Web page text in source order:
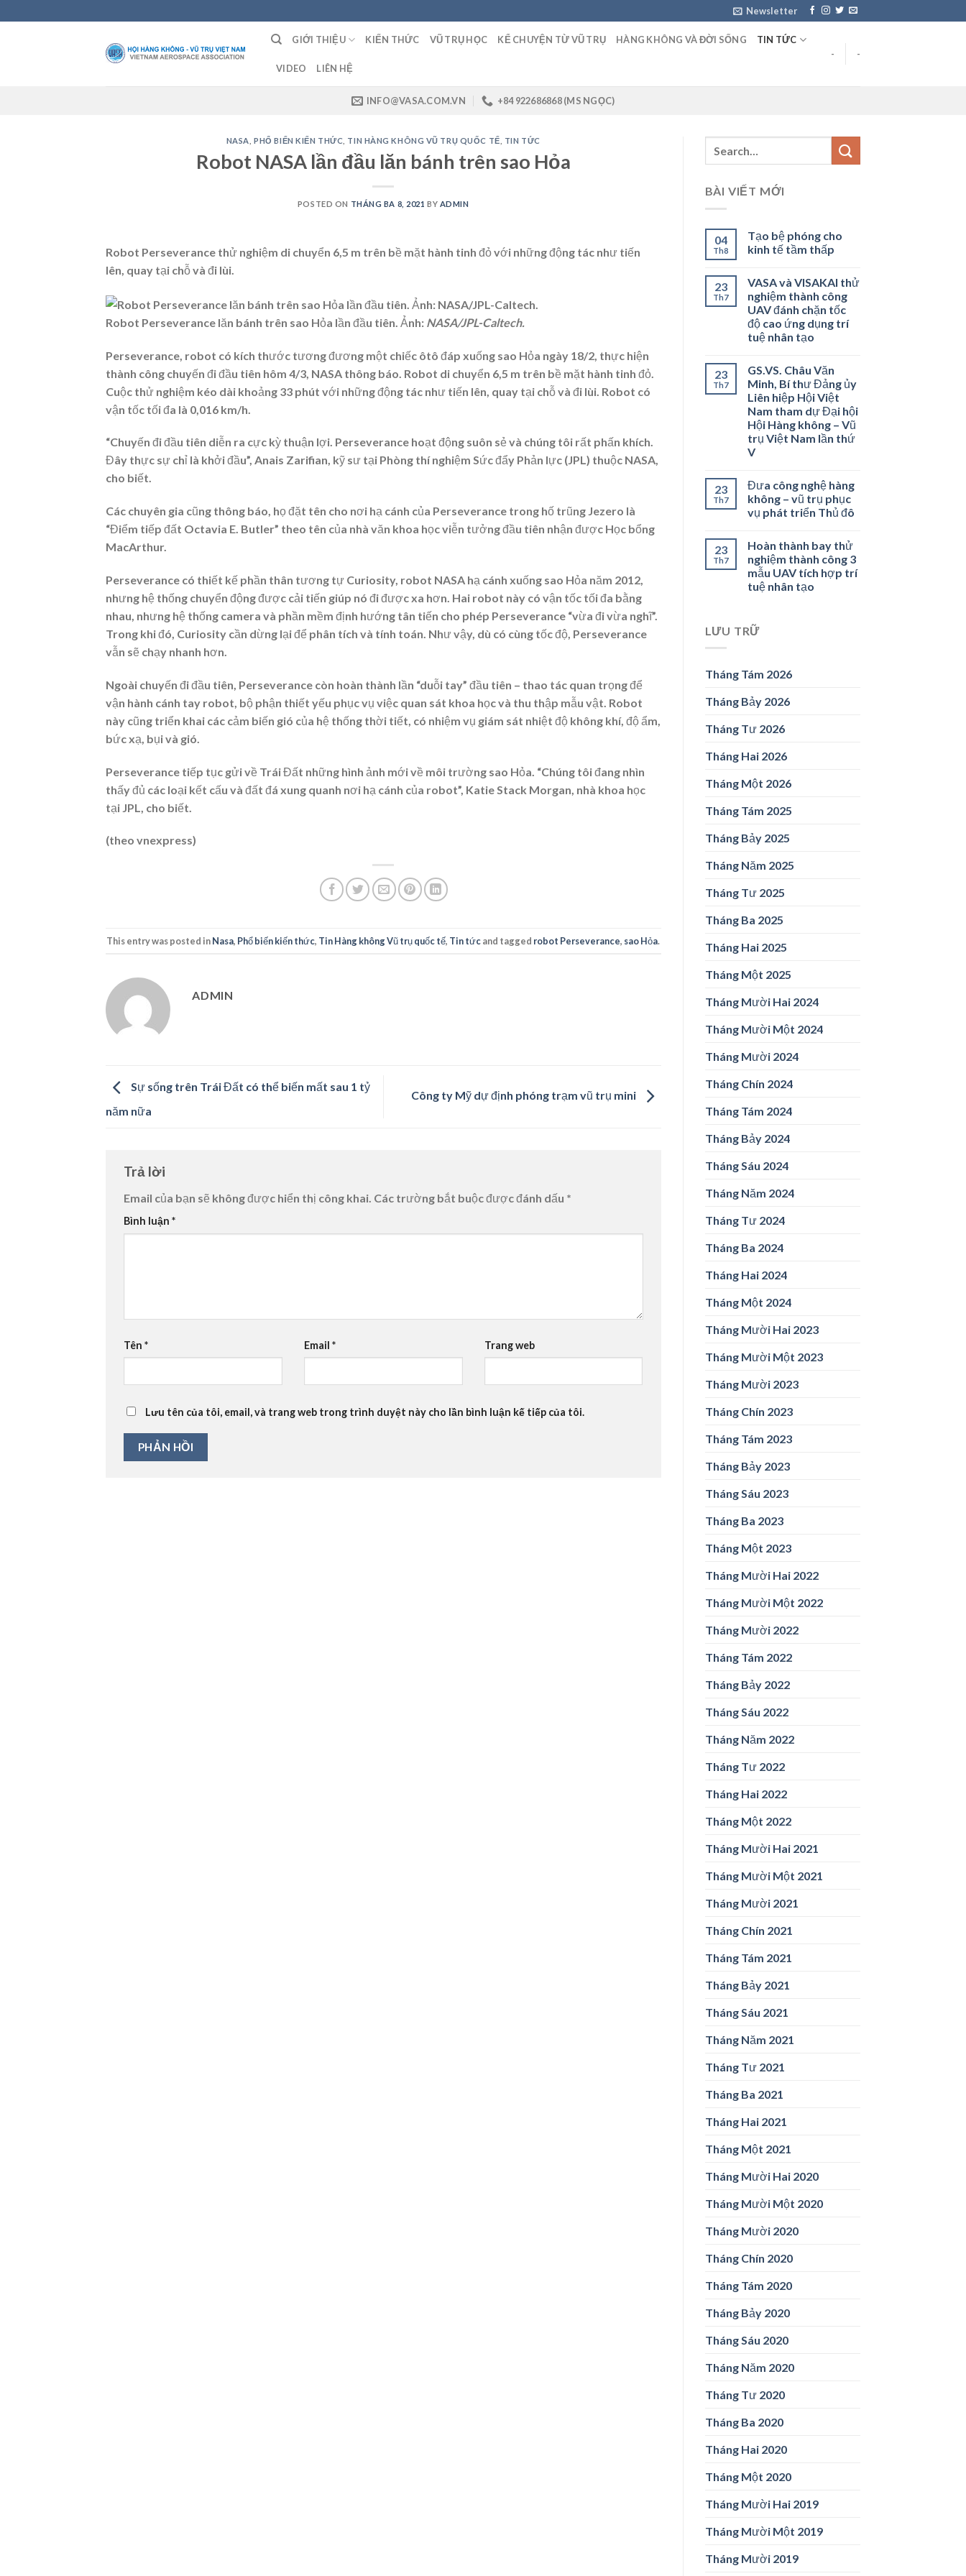
to
Newsletter
GIỚI THIỆU KIẾN THỨC VŨ TRỤ HỌC KỂ CHUYỆN TỪ VŨ TRỤ HÀNG KHÔNG VÀ ĐỜI SỐNG TIN TỨC
VIDEO LIÊN HỆ
- -
INFO@VASA.COM.VN +84 922686868 (MS NGỌC)
NASA ,PHỔ BIẾN KIẾN THỨC TIN HÀNG KHÔNG VŨ TRỤ QUỐC TẾ TIN TỨC
Robot NASA lần đầu lăn bánh trên sao Hỏa
POSTED ON THÁNG BA 8, 2021 BY ADMIN
Robot Perseverance thử nghiệm di chuyển 6,5 m trên bề mặt hành tinh đỏ với những động tác như tiến
lên, quay tại chỗ và đi lùi.
Robot Perseverance lăn bánh trên sao Hỏa lần đầu tiên. Ảnh: NASA/JPL-Caltech.
Perseverance, robot có kích thước tương đương một chiếc ôtô đáp xuống sao Hỏa ngày 18/2, thực hiện
thành công chuyến đi đầu tiên hôm 4/3, NASA thông báo. Robot di chuyển 6,5 m trên bề mặt hành tinh đỏ.
Cuộc thử nghiệm kéo dài khoảng 33 phút với những động tác như tiến lên, quay tại chỗ và đi lùi. Robot có
vận tốc tối đa là 0,016 km/h.
“Chuyến đi đầu tiên diễn ra cực kỳ thuận lợi. Perseverance hoạt động suôn sẻ và chúng tôi rất phấn khích.
Đây thực sự chỉ là khởi đầu”, Anais Zarifian, kỹ sư tại Phòng thí nghiệm Sức đẩy Phản lực (JPL) thuộc NASA,
cho biết.
Các chuyên gia cũng thông báo, họ đặt tên cho nơi hạ cánh của Perseverance trong hố trũng Jezero là
“Điểm tiếp đất Octavia E. Butler” theo tên của nhà văn khoa học viễn tưởng đầu tiên nhận được Học bổng
MacArthur.
Perseverance có thiết kế phần thân tương tự Curiosity, robot NASA hạ cánh xuống sao Hỏa năm 2012,
nhưng hệ thống chuyển động được cải tiến giúp nó đi được xa hơn. Hai robot này có vận tốc tối đa bằng
nhau, nhưng hệ thống camera và phần mềm định hướng tân tiến cho phép Perseverance “vừa đi vừa nghĩ”.
Trong khi đó, Curiosity cần dừng lại để phân tích và tính toán. Như vậy, dù có cùng tốc độ, Perseverance
vẫn sẽ chạy nhanh hơn.
Ngoài chuyến đi đầu tiên, Perseverance còn hoàn thành lần “duỗi tay” đầu tiên – thao tác quan trọng để
vận hành cánh tay robot, bộ phận thiết yếu phục vụ việc quan sát khoa học và thu thập mẫu vật. Robot
này cũng triển khai các cảm biến gió của hệ thống thời tiết, có nhiệm vụ giám sát nhiệt độ không khí, độ ẩm,
bức xạ, bụi và gió.
Perseverance tiếp tục gửi về Trái Đất những hình ảnh mới về môi trường sao Hỏa. “Chúng tôi đang nhìn
thấy đủ các loại kết cấu và đất đá xung quanh nơi hạ cánh của robot”, Katie Stack Morgan, nhà khoa học
tại JPL, cho biết.
(theo vnexpress)
This entry was posted inNasa, Phổ biến kiến thức, Tin Hàng không Vũ trụ quốc tế, Tin tứcand tagged robot Perseverance, sao Hỏa.
ADMIN
Sự sống trên Trái Đất có thể biến mất sau 1 tỷ
năm nữa
Công ty Mỹ dự định phóng trạm vũ trụ mini
Trả lời
Email của bạn sẽ không được hiển thị công khai. Các trường bắt buộc được đánh dấu *
Bình luận *
Tên * Email * Trang web
Lưu tên của tôi, email, và trang web trong trình duyệt này cho lần bình luận kế tiếp của tôi.
BÀI VIẾT MỚI
04
Th8
Tạo bệ phóng cho
kinh tế tầm thấp
23
Th7
VASA và VISAKAI thử
nghiệm thành công
UAV đánh chặn tốc
độ cao ứng dụng trí
tuệ nhân tạo
23
Th7
GS.VS. Châu Văn
Minh, Bí thư Đảng ủy
Liên hiệp Hội Việt
Nam tham dự Đại hội
Hội Hàng không – Vũ
trụ Việt Nam lần thứ
V
23
Th7
Đưa công nghệ hàng
không – vũ trụ phục
vụ phát triển Thủ đô
23
Th7
Hoàn thành bay thử
nghiệm thành công 3
mẫu UAV tích hợp trí
tuệ nhân tạo
LƯU TRỮ
Tháng Tám 2026
Tháng Bảy 2026
Tháng Tư 2026
Tháng Hai 2026
Tháng Một 2026
Tháng Tám 2025
Tháng Bảy 2025
Tháng Năm 2025
Tháng Tư 2025
Tháng Ba 2025
Tháng Hai 2025
Tháng Một 2025
Tháng Mười Hai 2024
Tháng Mười Một 2024
Tháng Mười 2024
Tháng Chín 2024
Tháng Tám 2024
Tháng Bảy 2024
Tháng Sáu 2024
Tháng Năm 2024
Tháng Tư 2024
Tháng Ba 2024
Tháng Hai 2024
Tháng Một 2024
Tháng Mười Hai 2023
Tháng Mười Một 2023
Tháng Mười 2023
Tháng Chín 2023
Tháng Tám 2023
Tháng Bảy 2023
Tháng Sáu 2023
Tháng Ba 2023
Tháng Một 2023
Tháng Mười Hai 2022
Tháng Mười Một 2022
Tháng Mười 2022
Tháng Tám 2022
Tháng Bảy 2022
Tháng Sáu 2022
Tháng Năm 2022
Tháng Tư 2022
Tháng Hai 2022
Tháng Một 2022
Tháng Mười Hai 2021
Tháng Mười Một 2021
Tháng Mười 2021
Tháng Chín 2021
Tháng Tám 2021
Tháng Bảy 2021
Tháng Sáu 2021
Tháng Năm 2021
Tháng Tư 2021
Tháng Ba 2021
Tháng Hai 2021
Tháng Một 2021
Tháng Mười Hai 2020
Tháng Mười Một 2020
Tháng Mười 2020
Tháng Chín 2020
Tháng Tám 2020
Tháng Bảy 2020
Tháng Sáu 2020
Tháng Năm 2020
Tháng Tư 2020
Tháng Ba 2020
Tháng Hai 2020
Tháng Một 2020
Tháng Mười Hai 2019
Tháng Mười Một 2019
Tháng Mười 2019